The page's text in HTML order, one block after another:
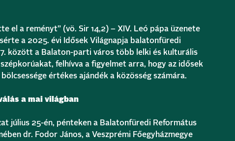
el a reményt” (vö. Sir 14,2) – XIV. Leó pápa üzenete
a 2025. évi Idősek Világnapja balatonfüredi
között a Balaton-parti város több lelki és kulturális
felhívva a figyelmet arra, hogy az idősek
értékes ajándék a közösség számára.
a mai világban
július 25-én, pénteken a Balatonfüredi Református
dr. Fodor János, a Veszprémi Főegyházmegye